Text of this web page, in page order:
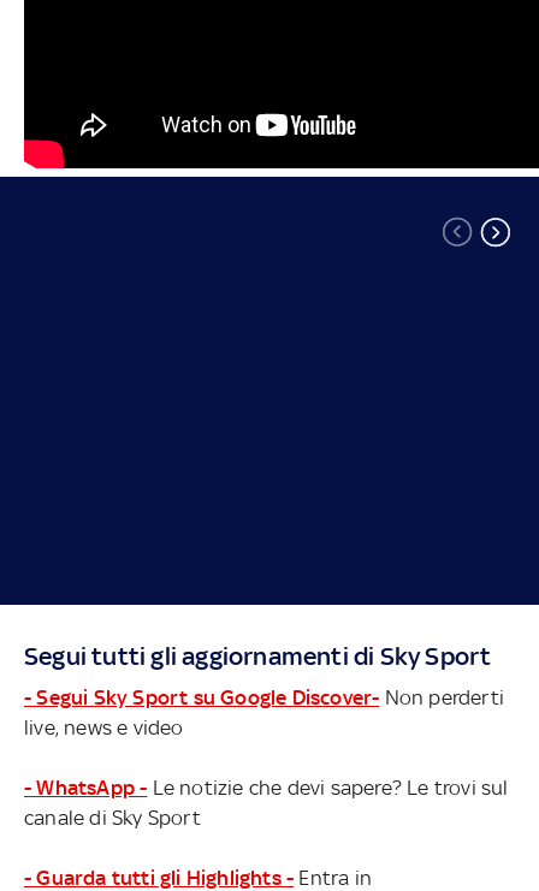
Segui tutti gli aggiornamenti di Sky Sport
- Segui Sky Sport su Google Discover- Non perderti
live, news e video
- WhatsApp - Le notizie che devi sapere? Le trovi sul
canale di Sky Sport
- Guarda tutti gli Highlights - Entra in